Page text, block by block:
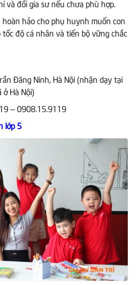
và đổi gia sư nếu chưa phù hợp.
hoàn hảo cho phụ huynh muốn con
độ cá nhân và tiến bộ vững chắc
Đăng Ninh, Hà Nội (nhận dạy tại
Hà Nội)
– 0908.15.9119
lớp 5